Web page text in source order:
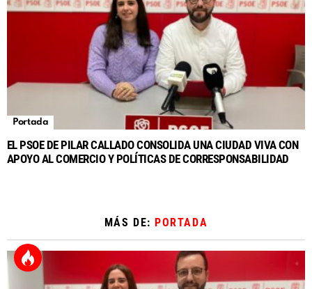
Portada
EL PSOE DE PILAR CALLADO CONSOLIDA UNA CIUDAD VIVA CON
APOYO AL COMERCIO Y POLÍTICAS DE CORRESPONSABILIDAD
MÁS DE: PORTADA